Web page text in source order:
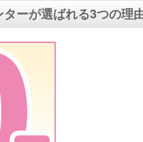
ーが選ばれる3つの理